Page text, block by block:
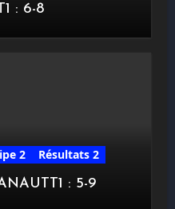
: 6-8
2
Résultats 2
: 5-9